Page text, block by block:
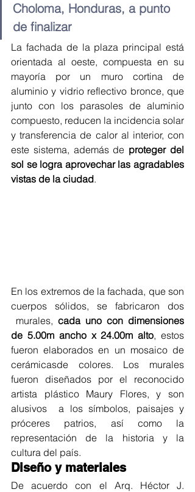
Choloma, Honduras, a punto
de finalizar
La fachada de la plaza principal está
orientada al oeste, compuesta en su
mayoría por un muro cortina de
aluminio y vidrio reflectivo bronce, que
junto con los parasoles de aluminio
compuesto, reducen la incidencia solar
y transferencia de calor al interior, con
este sistema, además de proteger del
sol se logra aprovechar las agradables
vistas de la ciudad.
En los extremos de la fachada, que son
cuerpos sólidos, se fabricaron dos
murales, cada uno con dimensiones
de 5.00m ancho x 24.00m alto, estos
fueron elaborados en un mosaico de
cerámicasde colores. Los murales
fueron diseñados por el reconocido
artista plástico Maury Flores, y son
alusivos  a los símbolos, paisajes y
próceres patrios, así como la
representación de la historia y la
cultura del país.
Diseño y materiales
De acuerdo con el Arq. Héctor J.